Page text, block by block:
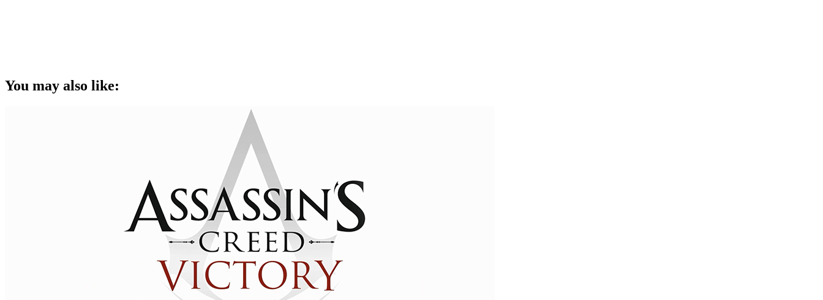
You may also like: